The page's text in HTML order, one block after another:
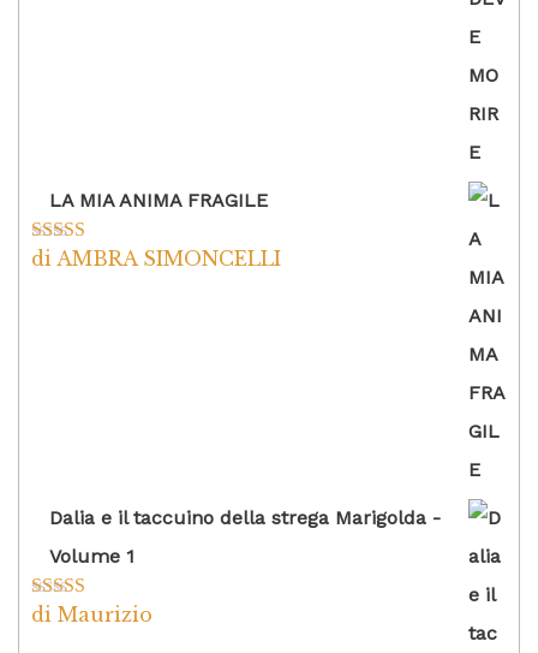
LA MIA ANIMA FRAGILE
Valutato5su
di AMBRA SIMONCELLI
Dalia e il taccuino della strega Marigolda -
Volume 1
Valutato4
di Maurizio